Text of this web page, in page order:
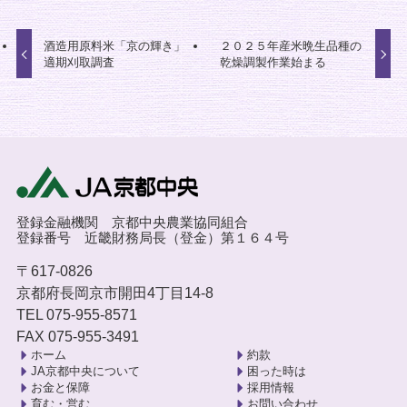
酒造用原料米「京の輝き」
適期刈取調査
２０２５年産米晩生品種の
乾燥調製作業始まる
登録金融機関 京都中央農業協同組合
登録番号 近畿財務局長（登金）第１６４号
〒617-0826
京都府長岡京市開田4丁目14-8
TEL 075-955-8571
FAX 075-955-3491
ホーム
JA京都中央について
お金と保障
育む・営む
約款
困った時は
採用情報
お問い合わせ